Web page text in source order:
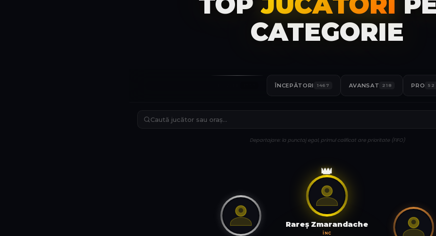
CATEGORIE
ÎNCEPĂTORI 1467 AVANSAT 218 PRO 52
Departajare: la punctaj egal, primul calificat are prioritate (FIFO)
👑
Rareş Zmarandache
ÎNC